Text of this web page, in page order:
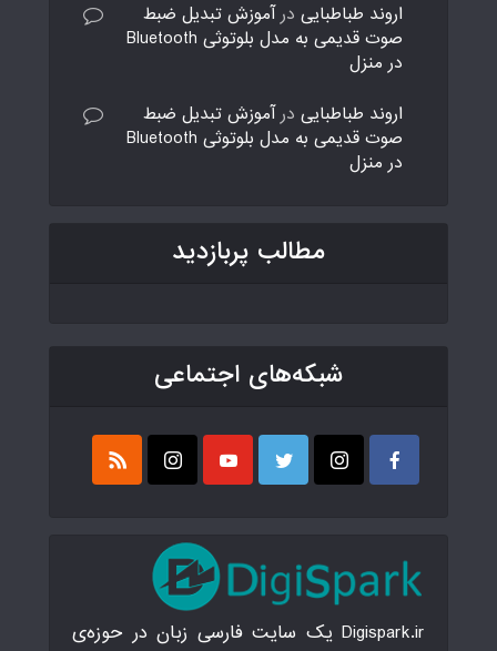
اروند طباطبایی در آموزش تبدیل ضبط
صوت قدیمی به مدل بلوتوثی Bluetooth
در منزل
اروند طباطبایی در آموزش تبدیل ضبط
صوت قدیمی به مدل بلوتوثی Bluetooth
در منزل
مطالب پربازدید
شبکه‌های اجتماعی
Digispark.ir یک سایت فارسی زبان در حوزه‌ی